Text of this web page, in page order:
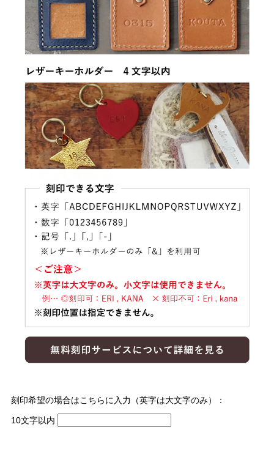
刻印希望の場合はこちらに入力（英字は大文字のみ）：
10文字以内